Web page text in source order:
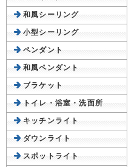
和風シーリング
小型シーリング
ペンダント
和風ペンダント
ブラケット
トイレ・浴室・洗面所
キッチンライト
ダウンライト
スポットライト